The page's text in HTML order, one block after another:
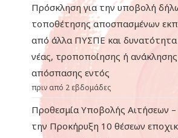
Πρόσκληση για την υποβολή
τοποθέτησης αποσπασμένων
από άλλα ΠΥΣΠΕ και
νέας, τροποποίησης ή
απόσπασης εντός
πριν από 2 εβδομάδες
Προθεσμία Υποβολής Αιτήσεων –
την Προκήρυξη 10 θέσεων